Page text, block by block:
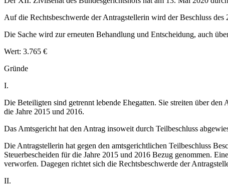
Auf die Rechtsbeschwerde der Antragstellerin wird der Beschluss
Die Sache wird zur erneuten Behandlung und Entscheidung, auch
Wert: 3.765 €
Gründe
I.
Die Beteiligten sind getrennt lebende Ehegatten. Sie streiten über
die Jahre 2015 und 2016.
Das Amtsgericht hat den Antrag insoweit durch Teilbeschluss
Die Antragstellerin hat gegen den amtsgerichtlichen Teilbeschluss
Steuerbescheiden für die Jahre 2015 und 2016 Bezug genommen.
verworfen. Dagegen richtet sich die Rechtsbeschwerde der
II.